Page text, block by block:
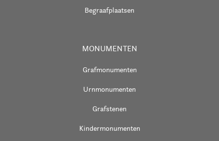
Begraafplaatsen
MONUMENTEN
Grafmonumenten
Urnmonumenten
Grafstenen
Kindermonumenten